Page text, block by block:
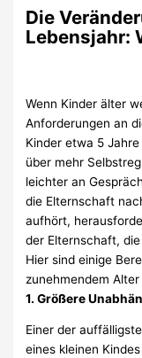
Die
Lebensjahr:
Wenn Kinder älter
Anforderungen an
Kinder etwa 5
über mehr
leichter an
die Elternschaft
aufhört,
der Elternschaft,
Hier sind einige
zunehmendem
1. Größere
Einer der
eines kleinen